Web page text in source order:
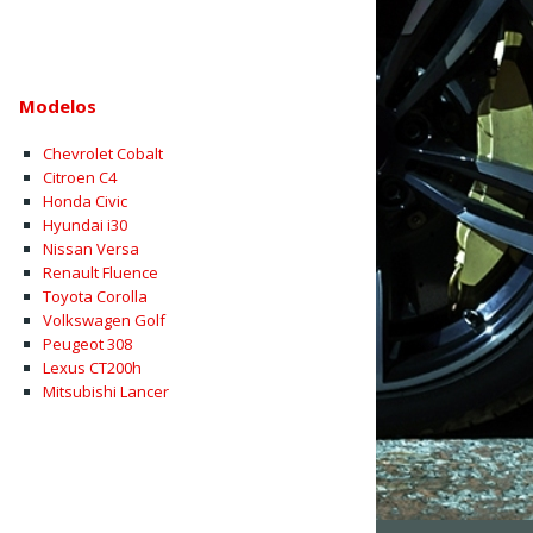
Modelos
Chevrolet Cobalt
Citroen C4
Honda Civic
Hyundai i30
Nissan Versa
Renault Fluence
Toyota Corolla
Volkswagen Golf
Peugeot 308
Lexus CT200h
Mitsubishi Lancer